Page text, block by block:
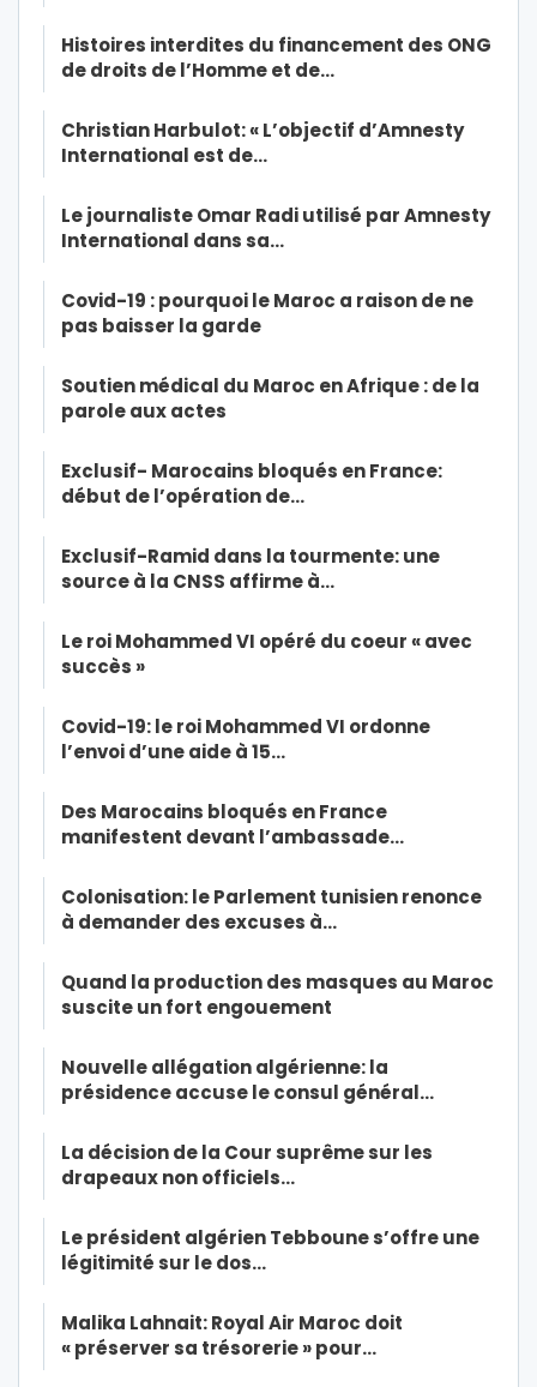
Histoires interdites du financement des ONG
de droits de l’Homme et de…
Christian Harbulot: « L’objectif d’Amnesty
International est de…
Le journaliste Omar Radi utilisé par Amnesty
International dans sa…
Covid-19 : pourquoi le Maroc a raison de ne
pas baisser la garde
Soutien médical du Maroc en Afrique : de la
parole aux actes
Exclusif- Marocains bloqués en France:
début de l’opération de…
Exclusif-Ramid dans la tourmente: une
source à la CNSS affirme à…
Le roi Mohammed VI opéré du coeur « avec
succès »
Covid-19: le roi Mohammed VI ordonne
l’envoi d’une aide à 15…
Des Marocains bloqués en France
manifestent devant l’ambassade…
Colonisation: le Parlement tunisien renonce
à demander des excuses à…
Quand la production des masques au Maroc
suscite un fort engouement
Nouvelle allégation algérienne: la
présidence accuse le consul général…
La décision de la Cour suprême sur les
drapeaux non officiels…
Le président algérien Tebboune s’offre une
légitimité sur le dos…
Malika Lahnait: Royal Air Maroc doit
« préserver sa trésorerie » pour…